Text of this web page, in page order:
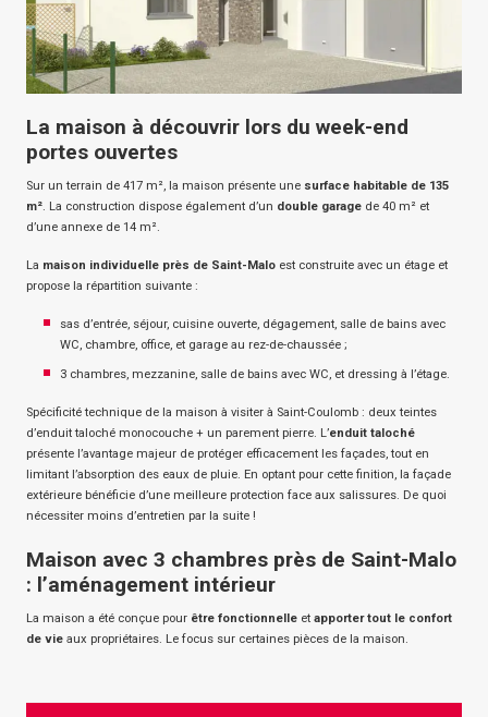
La maison à découvrir lors du week-end
portes ouvertes
Sur un terrain de 417 m², la maison présente une surface habitable de 135
m². La construction dispose également d’un double garage de 40 m² et
d’une annexe de 14 m².
La maison individuelle près de Saint-Malo est construite avec un étage et
propose la répartition suivante :
sas d’entrée, séjour, cuisine ouverte, dégagement, salle de bains avec
WC, chambre, office, et garage au rez-de-chaussée ;
3 chambres, mezzanine, salle de bains avec WC, et dressing à l’étage.
Spécificité technique de la maison à visiter à Saint-Coulomb : deux teintes
d’enduit taloché monocouche + un parement pierre. L’enduit taloché
présente l’avantage majeur de protéger efficacement les façades, tout en
limitant l’absorption des eaux de pluie. En optant pour cette finition, la façade
extérieure bénéficie d’une meilleure protection face aux salissures. De quoi
nécessiter moins d’entretien par la suite !
Maison avec 3 chambres près de Saint-Malo
: l’aménagement intérieur
La maison a été conçue pour être fonctionnelle et apporter tout le confort
de vie aux propriétaires. Le focus sur certaines pièces de la maison.